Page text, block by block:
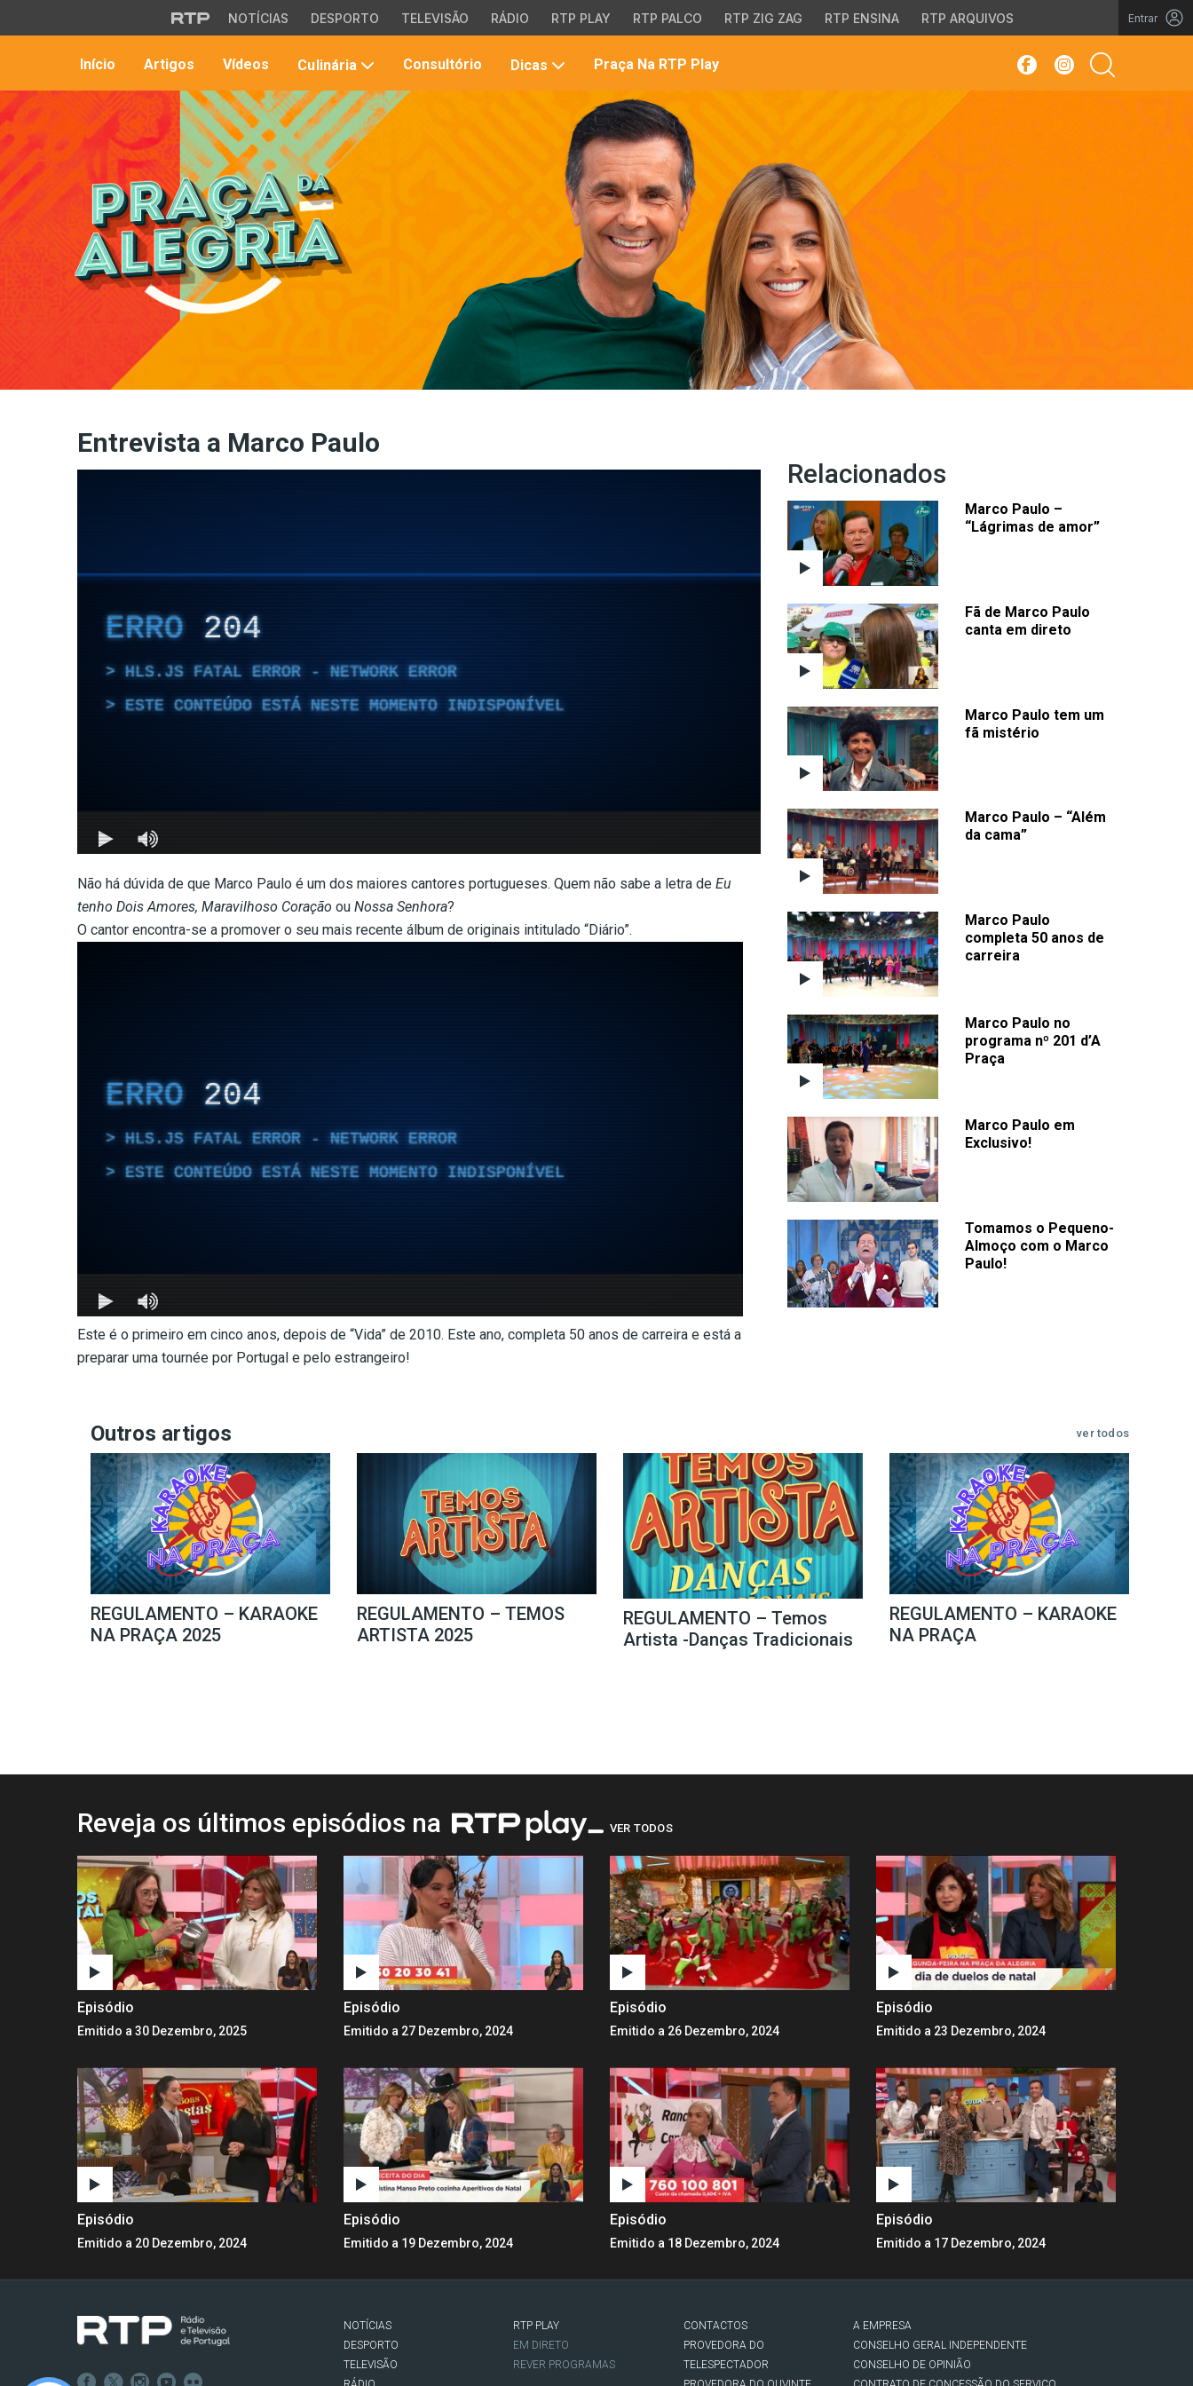
Saltar para o conteúdo principal
NOTÍCIAS DESPORTO TELEVISÃO RÁDIO RTP PLAY RTP PALCO RTP ZIG ZAG RTP ENSINA RTP ARQUIVOS Entrar
Início Artigos Vídeos Culinária Consultório Dicas Praça Na RTP Play
site
Entrevista a Marco Paulo
Não há dúvida de que Marco Paulo é um dos maiores cantores portugueses. Quem não sabe a letra de Eu
tenho Dois Amores, Maravilhoso Coração ou Nossa Senhora?
O cantor encontra-se a promover o seu mais recente álbum de originais intitulado “Diário”.
Este é o primeiro em cinco anos, depois de “Vida” de 2010. Este ano, completa 50 anos de carreira e está a
preparar uma tournée por Portugal e pelo estrangeiro!
Relacionados
Marco Paulo –
“Lágrimas de amor”
Fã de Marco Paulo
canta em direto
Marco Paulo tem um
fã mistério
Marco Paulo – “Além
da cama”
Marco Paulo
completa 50 anos de
carreira
Marco Paulo no
programa nº 201 d’A
Praça
Marco Paulo em
Exclusivo!
Tomamos o Pequeno-
Almoço com o Marco
Paulo!
Outros artigos ver todos
REGULAMENTO – KARAOKE
NA PRAÇA 2025
REGULAMENTO – TEMOS
ARTISTA 2025
REGULAMENTO – Temos
Artista -Danças Tradicionais
REGULAMENTO – KARAOKE
NA PRAÇA
Reveja os últimos episódios na VER TODOS
Episódio
Emitido a 30 Dezembro, 2025
Episódio
Emitido a 27 Dezembro, 2024
Episódio
Emitido a 26 Dezembro, 2024
Episódio
Emitido a 23 Dezembro, 2024
Episódio
Emitido a 20 Dezembro, 2024
Episódio
Emitido a 19 Dezembro, 2024
Episódio
Emitido a 18 Dezembro, 2024
Episódio
Emitido a 17 Dezembro, 2024
NOTÍCIAS
DESPORTO
TELEVISÃO
RTP PLAY
EM DIRETO
REVER PROGRAMAS
CONTACTOS
PROVEDORA DO
TELESPECTADOR
A EMPRESA
CONSELHO GERAL INDEPENDENTE
CONSELHO DE OPINIÃO